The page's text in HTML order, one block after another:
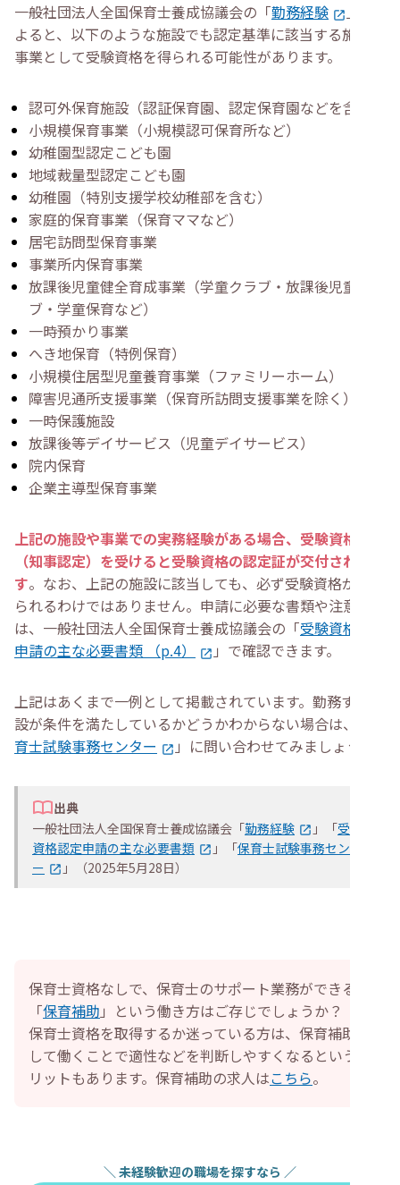
一般社団法人全国保育士養成協議会の「勤務経験
よると、以下のような施設でも認定基準に該当する施設・
事業として受験資格を得られる可能性があります。
認可外保育施設（認証保育園、認定保育園などを含む）
小規模保育事業（小規模認可保育所など）
幼稚園型認定こども園
地域裁量型認定こども園
幼稚園（特別支援学校幼稚部を含む）
家庭的保育事業（保育ママなど）
居宅訪問型保育事業
事業所内保育事業
放課後児童健全育成事業（学童クラブ・放課後児童クラ
ブ・学童保育など）
一時預かり事業
へき地保育（特例保育）
小規模住居型児童養育事業（ファミリーホーム）
障害児通所支援事業（保育所訪問支援事業を除く）
一時保護施設
放課後等デイサービス（児童デイサービス）
院内保育
企業主導型保育事業
上記の施設や事業での実務経験がある場合、受験資格認定
（知事認定）を受けると受験資格の認定証が交付されま
す。なお、上記の施設に該当しても、必ず受験資格が認め
られるわけではありません。申請に必要な書類や注意事項
は、一般社団法人全国保育士養成協議会の「受験資格認定
申請の主な必要書類 （p.4）
」で確認できます。
上記はあくまで一例として掲載されています。勤務する施
設が条件を満たしているかどうかわからない場合は、「
育士試験事務センター
」に問い合わせてみましょう。
出典
一般社団法人全国保育士養成協議会「勤務経験 」「受験
資格認定申請の主な必要書類
」「保育士試験事務センタ
ー
」（2025年5月28日）
保育士資格なしで、保育士のサポート業務ができる
「保育補助 」という働き方はご存じでしょうか？
保育士資格を取得するか迷っている方は、保育補助と
して働くことで適性などを判断しやすくなるというメ
リットもあります。保育補助の求人はこちら。
＼ 未経験歓迎の職場を探すなら ／